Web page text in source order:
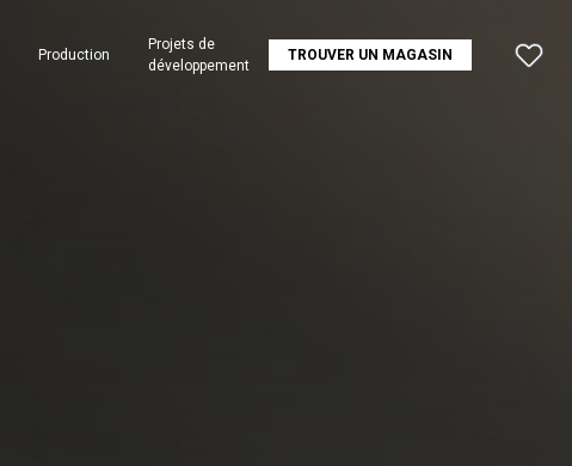
Production
Projets de
développement
TROUVER UN MAGASIN